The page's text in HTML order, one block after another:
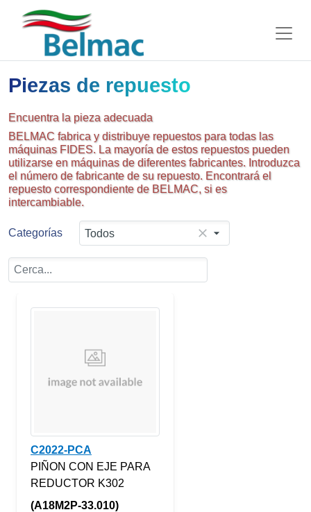
Piezas de repuesto
Encuentra la pieza adecuada
BELMAC fabrica y distribuye repuestos para todas las
máquinas FIDES. La mayoría de estos repuestos pueden
utilizarse en máquinas de diferentes fabricantes. Introduzca
el número de fabricante de su repuesto. Encontrará el
repuesto correspondiente de BELMAC, si es
intercambiable.
Categorías Todos
C2022-PCA
PIÑON CON EJE PARA
REDUCTOR K302
(A18M2P-33.010)